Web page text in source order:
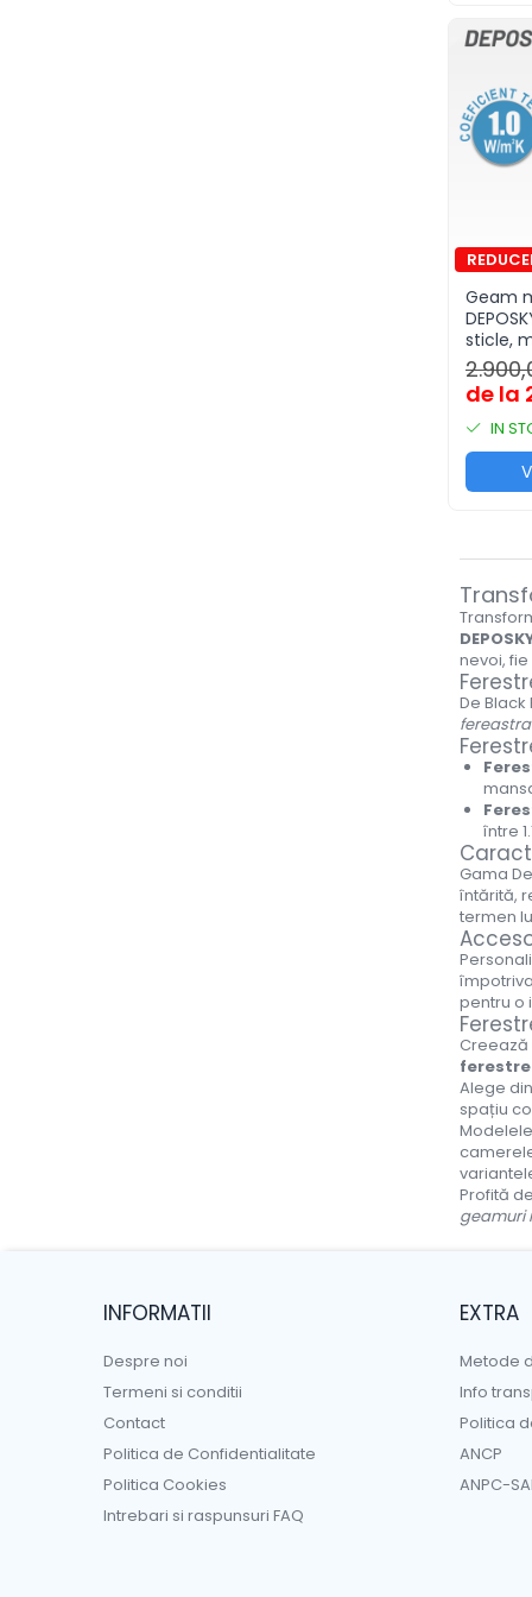
Geam
sticle,
de la
IN
nevoi,
De Black
fereastra
între
Gama
întărită,
termen
pentru o
Alege
spațiu
Modelele
Profită de
geamuri
INFORMATII
Despre noi
Termeni si conditii
Contact
Politica de Confidentialitate
Politica Cookies
Intrebari si raspunsuri FAQ
EXTRA
Metode
Info
Politica
ANCP
ANPC-